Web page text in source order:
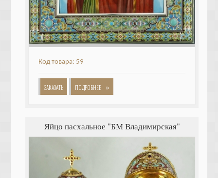
Код товара: 59
ЗАКАЗАТЬ ПОДРОБНЕЕ »
Яйцо пасхальное "БМ Владимирская"